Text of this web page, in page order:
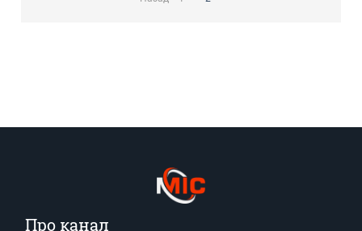
Про канал